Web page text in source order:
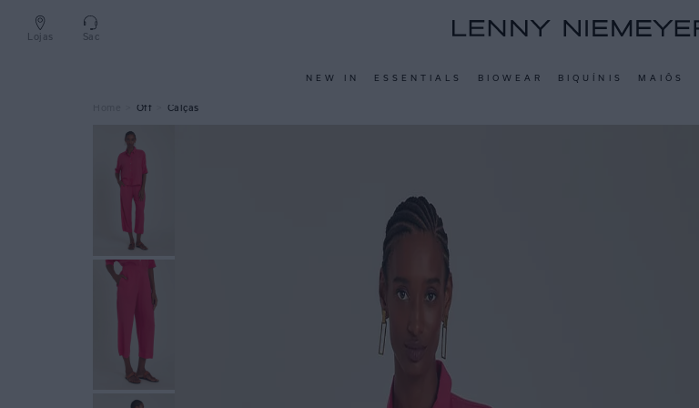
Lojas Sac
NEW IN ESSENTIALS BIOWEAR BIQUÍNIS MAIÔS
Off Calças